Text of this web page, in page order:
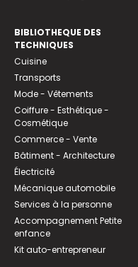
BIBLIOTHEQUE DES
TECHNIQUES
Cuisine
Transports
Mode - Vêtements
Coiffure - Esthétique -
Cosmétique
Commerce - Vente
Bâtiment - Architecture
Électricité
Mécanique automobile
Services à la personne
Accompagnement Petite
enfance
Kit auto-entrepreneur